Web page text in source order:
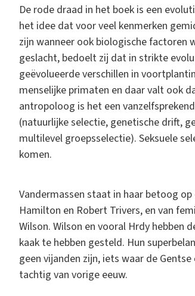
De rode draad in het boek is een
het idee dat voor veel kenmerken
zijn wanneer ook biologische factoren
geslacht, bedoelt zij dat in strikte
geëvolueerde verschillen in
menselijke primaten en daar valt ook
antropoloog is het een
(natuurlijke selectie, genetische drift,
multilevel groepsselectie). Seksuele
komen.
Vandermassen staat in haar betoog
Hamilton en Robert Trivers, en van
Wilson. Wilson en vooral Hrdy hebben
kaak te hebben gesteld. Hun
geen vijanden zijn, iets waar de
tachtig van vorige eeuw.